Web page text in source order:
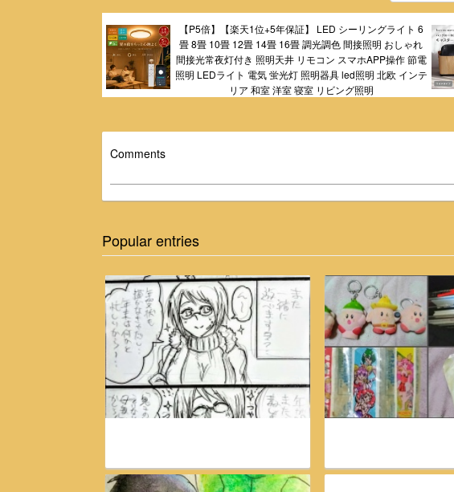
【P5倍】【楽天1位+5年保証】 LED シーリングライト 6
畳 8畳 10畳 12畳 14畳 16畳 調光調色 間接照明 おしゃれ
間接光常夜灯付き 照明天井 リモコン スマホAPP操作 節電
照明 LEDライト 電気 蛍光灯 照明器具 led照明 北欧 インテ
リア 和室 洋室 寝室 リビング照明
Comments
Popular entries